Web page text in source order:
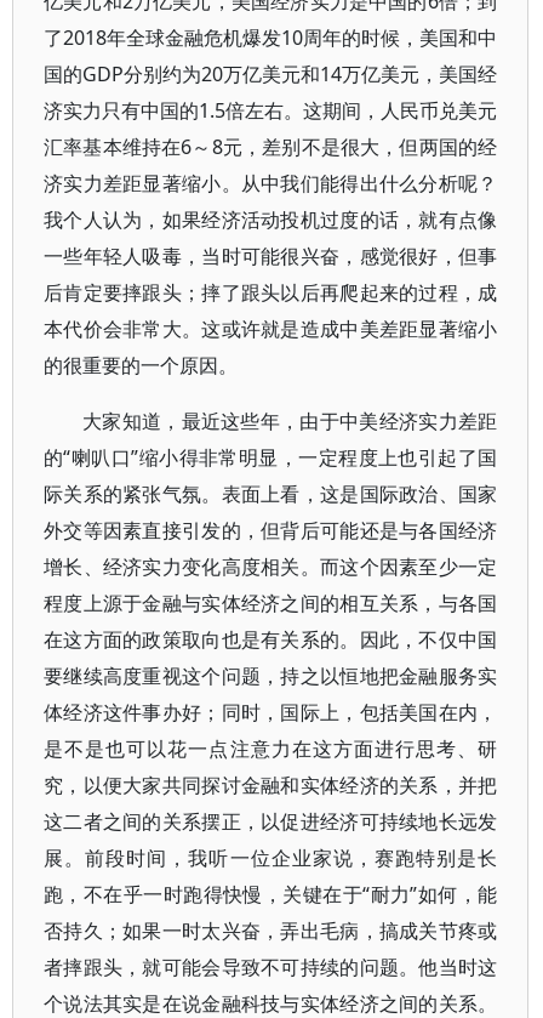
了2018年全球金融危机爆发10周年的时候，美国和中
国的GDP分别约为20万亿美元和14万亿美元，美国经
济实力只有中国的1.5倍左右。这期间，人民币兑美元
汇率基本维持在6～8元，差别不是很大，但两国的经
济实力差距显著缩小。从中我们能得出什么分析呢？
我个人认为，如果经济活动投机过度的话，就有点像
一些年轻人吸毒，当时可能很兴奋，感觉很好，但事
后肯定要摔跟头；摔了跟头以后再爬起来的过程，成
本代价会非常大。这或许就是造成中美差距显著缩小
的很重要的一个原因。
大家知道，最近这些年，由于中美经济实力差距
的“喇叭口”缩小得非常明显，一定程度上也引起了国
际关系的紧张气氛。表面上看，这是国际政治、国家
外交等因素直接引发的，但背后可能还是与各国经济
增长、经济实力变化高度相关。而这个因素至少一定
程度上源于金融与实体经济之间的相互关系，与各国
在这方面的政策取向也是有关系的。因此，不仅中国
要继续高度重视这个问题，持之以恒地把金融服务实
体经济这件事办好；同时，国际上，包括美国在内，
是不是也可以花一点注意力在这方面进行思考、研
究，以便大家共同探讨金融和实体经济的关系，并把
这二者之间的关系摆正，以促进经济可持续地长远发
展。前段时间，我听一位企业家说，赛跑特别是长
跑，不在乎一时跑得快慢，关键在于“耐力”如何，能
否持久；如果一时太兴奋，弄出毛病，搞成关节疼或
者摔跟头，就可能会导致不可持续的问题。他当时这
个说法其实是在说金融科技与实体经济之间的关系。